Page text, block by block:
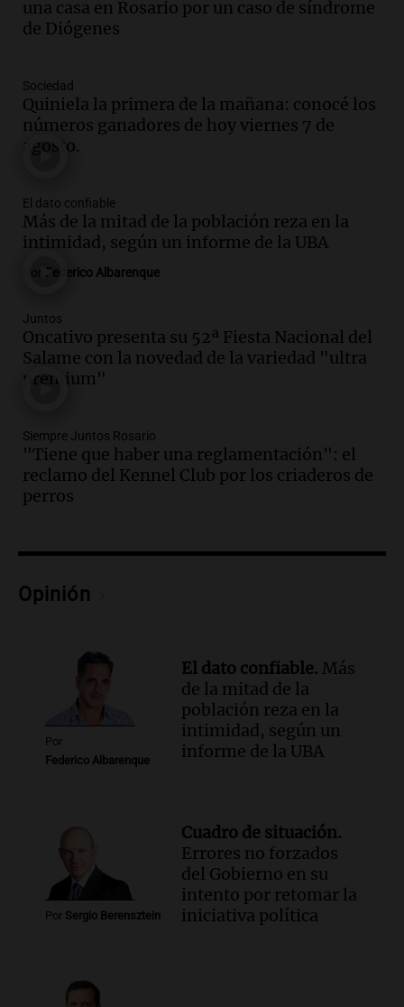
Audio.México y Perú reanudan
relaciones diplomáticas tras nueve
Episodios
Audio. Kicillof critica represión en
marcha y otras noticias nacionales de
este miércoles
Episodios
Audio.Donald Trump acusa a México de
perjudicar a Estados Unidos en medio de
tensiones y críticas
Audio.Oncativo presenta su 52ª Fiesta
Nacional del Salame con la novedad de la
variedad “ultra premium”
Audio.El reclamo del sector industrial
tras las críticas de Caputo: "Somos seres
humanos que trabajamos"
Noticias Rosario
Audio.Suspenden clases en Bariloche y
condiciones de circulación
Audio.Uspallata enfrenta un temporal
de nieve que deja varados a 1500
camiones por más de 24 días
Noticias
Episodios
Audio.Exigen justicia por Débora:
Siempre Juntos Rosario
Episodios
Audio.Se divorciaron y la Justicia
ordenó que ella le pague una renta por
vivir en la casa familiar
una casa en Rosario por un caso de síndrome
de Diógenes
Sociedad
Quiniela la primera de la mañana: conocé los
números ganadores de hoy viernes 7 de
agosto.
El dato confiable
Más de la mitad de la población reza en la
intimidad, según un informe de la UBA
Federico Albarenque
Juntos
Oncativo presenta su 52ª Fiesta Nacional del
Salame con la novedad de la variedad "ultra
premium"
Siempre Juntos Rosario
"Tiene que haber una reglamentación": el
reclamo del Kennel Club por los criaderos de
perros
Opinión
Por
Federico Albarenque
El dato confiable. Más
de la mitad de la
población reza en la
intimidad, según un
informe de la UBA
Por Sergio Berensztein
Cuadro de situación.
Errores no forzados
del Gobierno en su
intento por retomar la
iniciativa política